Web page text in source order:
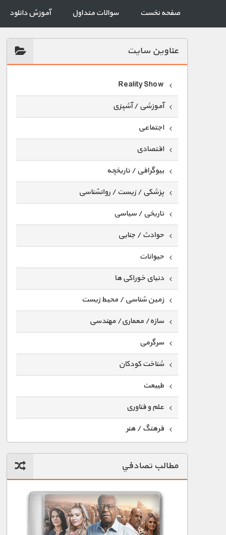
صفحه نخست سوالات متداول آموزش دانلود
عناوين سايت
Reality Show
آموزشی / آشپزی
اجتماعی
اقتصادی
بیوگرافی / تاریخچه
پزشکی / زیست / روانشناسی
تاریخی / سیاسی
حوادث / جنایی
حیوانات
دنیای خوراکی ها
زمین شناسی / محیط زیست
سازه/ معماری/ مهندسی
سرگرمی
شناخت کودکان
طبیعت
علم و فناوری
فرهنگ / هنر
گردشگری
ماورایی
مسابقات / ورزشی
مطالب تصادفي